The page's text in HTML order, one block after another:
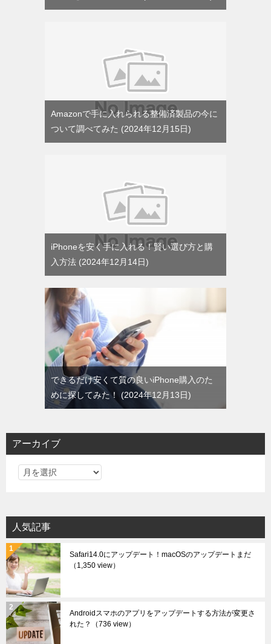
Amazonで手に入れられる整備済製品の今に
ついて調べてみた
2024年12月15日
iPhoneを安く手に入れる！賢い選び方と購
入方法
2024年12月14日
できるだけ安くて質の良いiPhone購入のた
めに探してみた！
2024年12月13日
アーカイブ
ア
イ
ブ
人気記事
Safari14.0にアップデート！macOSのアップデートまだ
（1,350 view）
Androidスマホのアプリをアップデートする方法が変更さ
れた？
（736 view）